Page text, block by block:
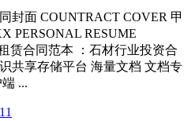
封面 COUNTRACT COVER 甲
PERSONAL RESUME
赁合同范本 ：石材行业投资合
共享存储平台 海量文档 文档专
...